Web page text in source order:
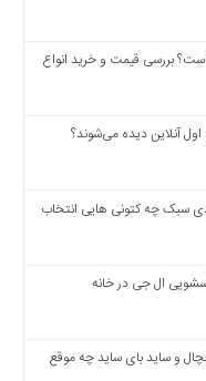
بررسی قیمت و خرید انواع
آنلاین دیده می‌شوند؟
سبک چه کتونی هایی انتخاب
ال جی در خانه
و ساید بای ساید چه موقع